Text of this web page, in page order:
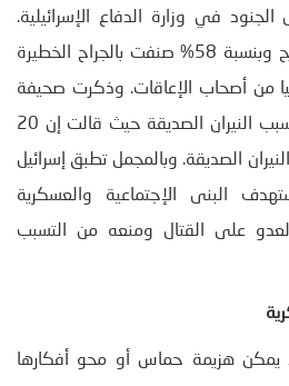
في وزارة الدفاع الإسرائيلية.
وقدرت العدد بـ 5 آلاف جريح وبنسبة 58% صنفت بالجراح الخطيرة
من أصحاب الإعاقات. وذكرت صحيفة
“تايمز أوف إسرائيل” قتلى بسبب النيران الصديقة حيث قالت إن 20
النيران الصديقة. وبالمجمل تطبق إسرائيل
البنى الإجتماعية والعسكرية
العدو على القتال ومنعه من التسبب
يمكن هزيمة حماس أو محو أفكارها